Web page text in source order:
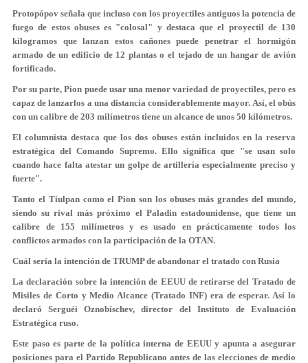
Protopópov señala que incluso con los proyectiles antiguos la potencia de
fuego de estos obuses es "colosal" y destaca que el proyectil de 130
kilogramos que lanzan estos cañones puede penetrar el hormigón
armado de un edificio de 12 plantas o el tejado de un hangar de avión
fortificado.
Por su parte, Pion puede usar una menor variedad de proyectiles, pero es
capaz de lanzarlos a una distancia considerablemente mayor. Así, el obús
con un calibre de 203 milímetros tiene un alcance de unos 50 kilómetros.
El columnista destaca que los dos obuses están incluidos en la reserva
estratégica del Comando Supremo. Ello significa que "se usan solo
cuando hace falta atestar un golpe de artillería especialmente preciso y
fuerte".
Tanto el Tiulpan como el Pion son los obuses más grandes del mundo,
siendo su rival más próximo el Paladin estadounidense, que tiene un
calibre de 155 milímetros y es usado en prácticamente todos los
conflictos armados con la participación de la OTAN.
Cuál sería la intención de TRUMP de abandonar el tratado con Rusia
La declaración sobre la intención de EEUU de retirarse del Tratado de
Misiles de Corto y Medio Alcance (Tratado INF) era de esperar. Así lo
declaró Serguéi Oznobíschev, director del Instituto de Evaluación
Estratégica ruso.
Este paso es parte de la política interna de EEUU y apunta a asegurar
posiciones para el Partido Republicano antes de las elecciones de medio